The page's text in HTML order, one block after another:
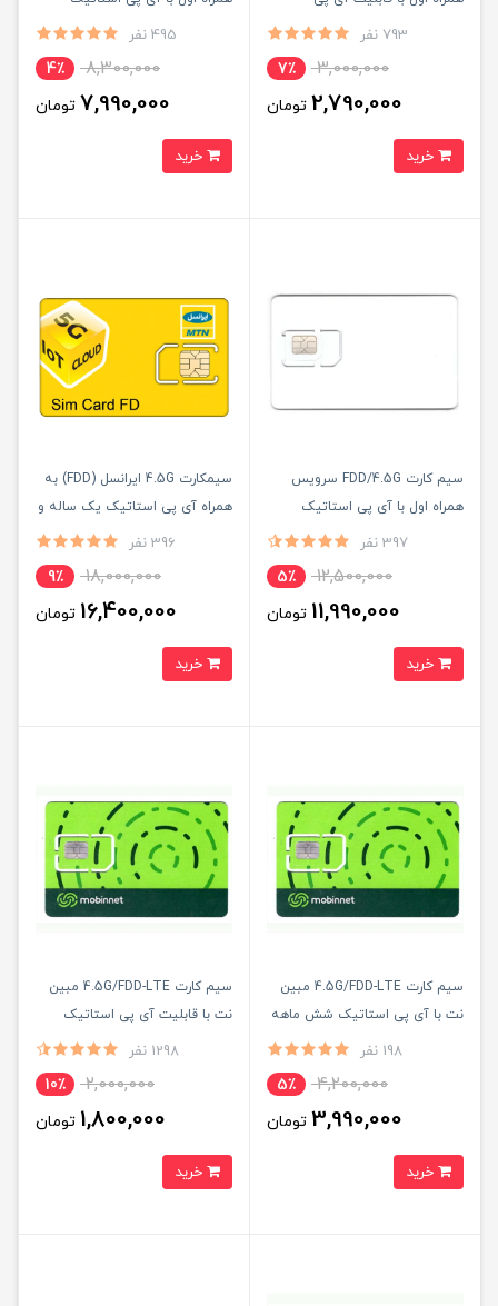
استاتیک (مخصوص مودم )
793 نفر
3,000,000 7٪
2,790,000 تومان
یکساله (مخصوص مودم )
495 نفر
8,300,000 4٪
7,990,000 تومان
سیم کارت FDD/4.5G سرویس
همراه اول با آی پی استاتیک
یکساله و 500 گیگ اینترنت سه397 نفر
12,500,000 5٪
11,990,000 تومان
سیمکارت 4.5G ایرانسل (FDD) به
همراه آی پی استاتیک یک ساله و
بسته اینترنت 500 گیگ یک ساله
396 نفر
18,000,000 9٪
16,400,000 تومان
سیم کارت 4.5G/FDD-LTE مبین
نت با آی پی استاتیک شش ماهه
(مخصوص مودم)
198 نفر
4,200,000 5٪
3,990,000 تومان
سیم کارت 4.5G/FDD-LTE مبین
نت با قابلیت آی پی استاتیک
(مخصوص مودم)
1298 نفر
2,000,000 10٪
1,800,000 تومان